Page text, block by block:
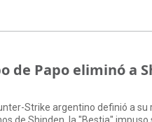
de Papo eliminó a
Strike argentino definió a